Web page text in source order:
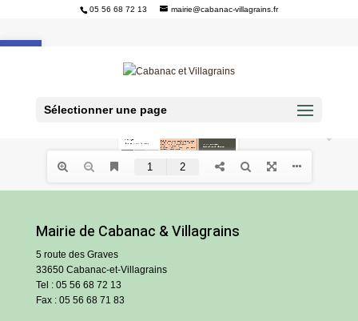
Ouvrir la barre d’outils
05 56 68 72 13 mairie@cabanac-villagrains.fr
Sélectionner une page
Mairie de Cabanac & Villagrains
5 route des Graves
33650 Cabanac-et-Villagrains
Tel : 05 56 68 72 13
Fax : 05 56 68 71 83